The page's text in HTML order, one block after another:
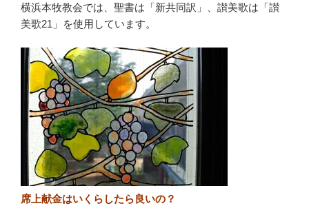
横浜本牧教会では、聖書は「新共同訳」、讃美歌は「讃
美歌21」を使用しています。
席上献金はいくらしたら良いの？